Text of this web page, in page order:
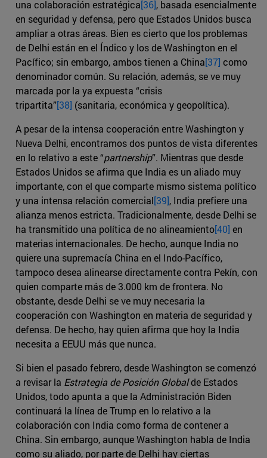
una colaboración estratégica[36], basada esencialmente
en seguridad y defensa, pero que Estados Unidos busca
ampliar a otras áreas. Bien es cierto que los problemas
de Delhi están en el Índico y los de Washington en el
Pacífico; sin embargo, ambos tienen a China[37] como
denominador común. Su relación, además, se ve muy
marcada por la ya expuesta “crisis
tripartita”[38] (sanitaria, económica y geopolítica).
A pesar de la intensa cooperación entre Washington y
Nueva Delhi, encontramos dos puntos de vista diferentes
en lo relativo a este “partnership”. Mientras que desde
Estados Unidos se afirma que India es un aliado muy
importante, con el que comparte mismo sistema político
y una intensa relación comercial[39], India prefiere una
alianza menos estricta. Tradicionalmente, desde Delhi se
ha transmitido una política de no alineamiento[40] en
materias internacionales. De hecho, aunque India no
quiere una supremacía China en el Indo-Pacífico,
tampoco desea alinearse directamente contra Pekín, con
quien comparte más de 3.000 km de frontera. No
obstante, desde Delhi se ve muy necesaria la
cooperación con Washington en materia de seguridad y
defensa. De hecho, hay quien afirma que hoy la India
necesita a EEUU más que nunca.
Si bien el pasado febrero, desde Washington se comenzó
a revisar la Estrategia de Posición Globalde Estados
Unidos, todo apunta a que la Administración Biden
continuará la línea de Trump en lo relativo a la
colaboración con India como forma de contener a
China. Sin embargo, aunque Washington habla de India
como su aliado, por parte de Delhi hay ciertas